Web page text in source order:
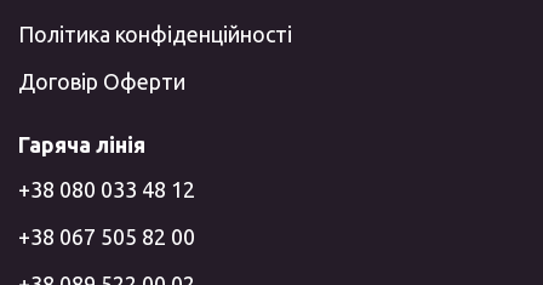
Політика конфіденційності
Договір Оферти
Гаряча лінія
+38 080 033 48 12
+38 067 505 82 00